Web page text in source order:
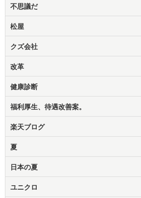
不思議だ
松屋
クズ会社
改革
健康診断
福利厚生、待遇改善案。
楽天ブログ
夏
日本の夏
ユニクロ